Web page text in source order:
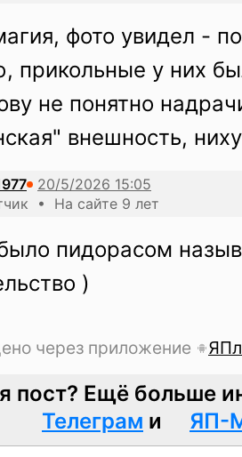
фото увидел -
прикольные у них
не понятно
внешность,
• На сайте 9 лет
пидорасом
)
через приложение
пост? Ещё больше
Телеграм и ЯП-